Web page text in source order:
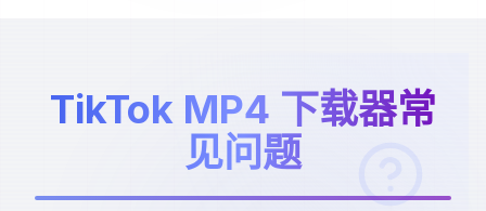
TikTok MP4 下载器常
见问题